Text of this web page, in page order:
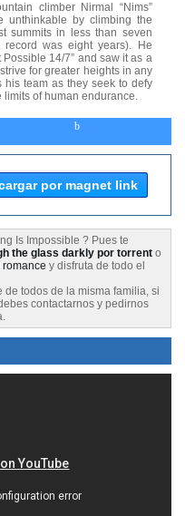
climber Nirmal “Nims”
unthinkable by climbing the
summits in less than seven
record was eight years). He
Possible 14/7” and saw it as a
for greater heights in any
his team as they seek to defy
of human endurance.
por magnet link
Is Impossible ? Pues te
the glass darkly por torrent o
y disfruta de todo el
todos de la misma familia, si
contactarnos y pedirnos